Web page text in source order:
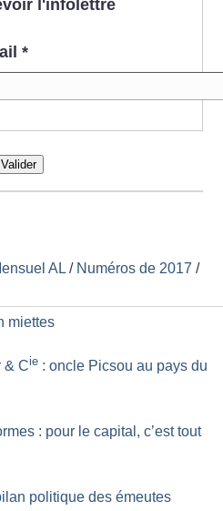
l'infolettre
*
Valider
AL / Numéros de 2017 /
miettes
& Cie : oncle Picsou au pays du
: pour le capital, c’est tout
politique des émeutes